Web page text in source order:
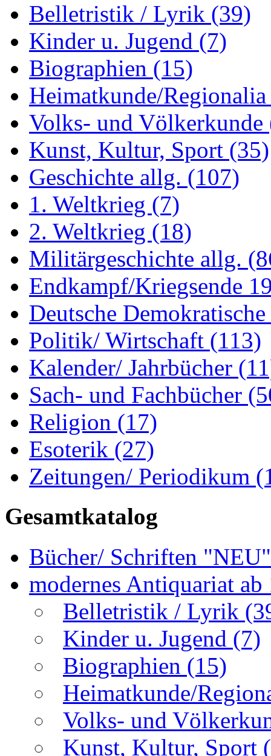
Belletristik / Lyrik (39)
Kinder u. Jugend (7)
Biographien (15)
Heimatkunde/
Volks- und Völkerkunde
Kunst, Kultur, Sport (35)
Geschichte allg. (107)
1. Weltkrieg (7)
2. Weltkrieg (18)
Militärgeschichte allg.
Endkampf/Kriegsende
Deutsche
Politik/ Wirtschaft (113)
Kalender/ Jahrbücher
Sach- und Fachbücher
Religion (17)
Esoterik (27)
Zeitungen/ Periodikum
Gesamtkatalog
Bücher/ Schriften
modernes Antiquariat
Belletristik / Lyrik
Kinder u. Jugend (7)
Biographien (15)
Heimatkunde/
Volks- und
Kunst, Kultur, Sport